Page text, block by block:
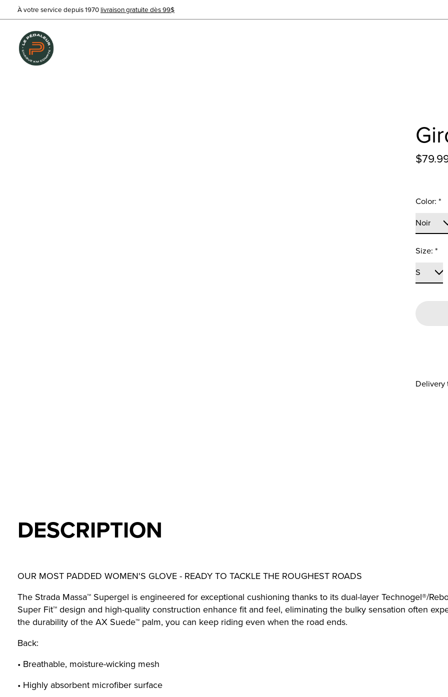
À votre service depuis 1970 livraison gratuite dès 99$
Color:*
Size:*
Delivery
DESCRIPTION
OUR MOST PADDED WOMEN'S GLOVE - READY TO TACKLE THE ROUGHEST ROADS
The Strada Massa™ Supergel is engineered for exceptional cushioning thanks to its dual-layer Technogel®/
Super Fit™ design and high-quality construction enhance fit and feel, eliminating the bulky sensation often
the durability of the AX Suede™ palm, you can keep riding even when the road ends.
Back:
• Breathable, moisture-wicking mesh
• Highly absorbent microfiber surface